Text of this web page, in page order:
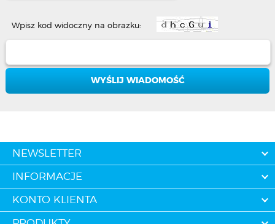
Wpisz kod widoczny na obrazku:
NEWSLETTER
INFORMACJE
KONTO KLIENTA